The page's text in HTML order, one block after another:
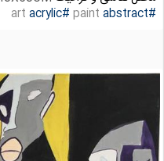
#abstract
#acrylic paint